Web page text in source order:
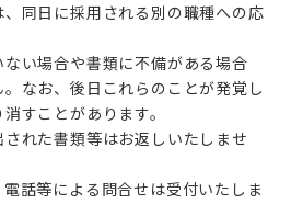
、同日に採用される別の職種への応
ない場合や書類に不備がある場合
なお、後日これらのことが発覚し
すことがあります。
れた書類等はお返しいたしませ
話等による問合せは受付いたしま